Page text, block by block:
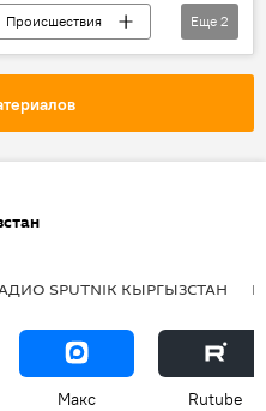
Происшествия
Еще 2
SPUTNIK КЫРГЫЗСТАН
Макс Rutube